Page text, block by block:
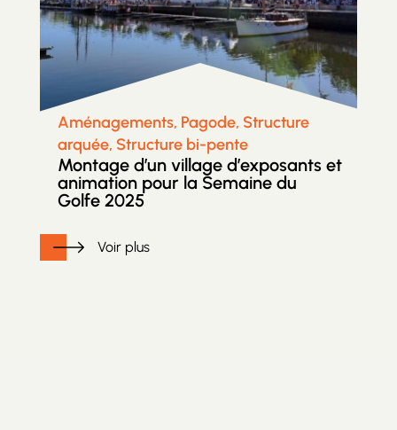
Aménagements, Pagode, Structure
arquée, Structure bi-pente
Montage d’un village d’exposants et
animation pour la Semaine du
Golfe 2025
Voir plus